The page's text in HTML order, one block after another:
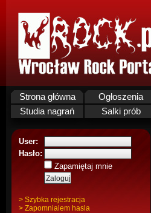
Strona główna Ogłoszenia
Studia nagrań
Salki prób
User:
Hasło:
Zapamiętaj mnie
> Szybka rejestracja
> Zapomnialem hasla